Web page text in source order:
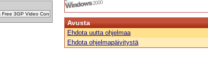
Avusta
Ehdota uutta ohjelmaa
Ehdota ohjelmapäivitystä